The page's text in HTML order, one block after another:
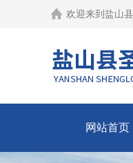
欢迎来到 盐山
网站首页